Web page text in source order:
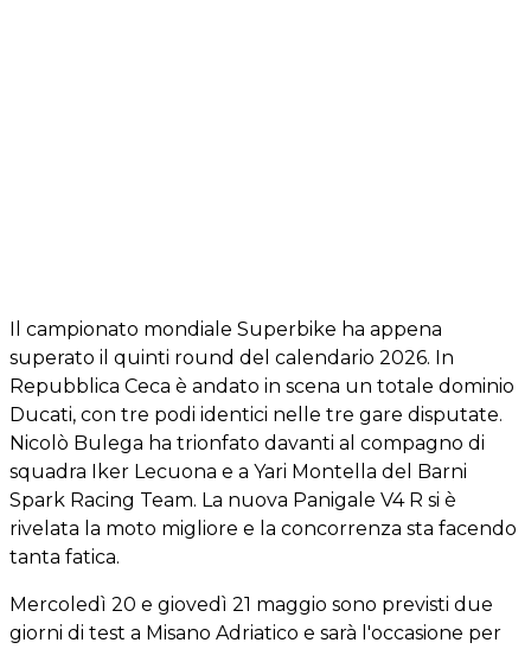
Il campionato mondiale Superbike ha appena
superato il quinti round del calendario 2026. In
Repubblica Ceca è andato in scena un totale dominio
Ducati, con tre podi identici nelle tre gare disputate.
Nicolò Bulega ha trionfato davanti al compagno di
squadra Iker Lecuona e a Yari Montella del Barni
Spark Racing Team. La nuova Panigale V4 R si è
rivelata la moto migliore e la concorrenza sta facendo
tanta fatica.
Mercoledì 20 e giovedì 21 maggio sono previsti due
giorni di test a Misano Adriatico e sarà l'occasione per